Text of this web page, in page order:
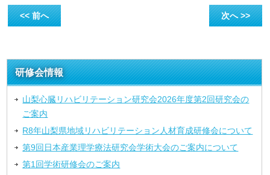
<< 前へ 次へ >>
研修会情報
山梨心臓リハビリテーション研究会2026年度第2回研究会の
ご案内
R8年山梨県地域リハビリテーション人材育成研修会について
第9回日本産業理学療法研究会学術大会のご案内について
第1回学術研修会のご案内